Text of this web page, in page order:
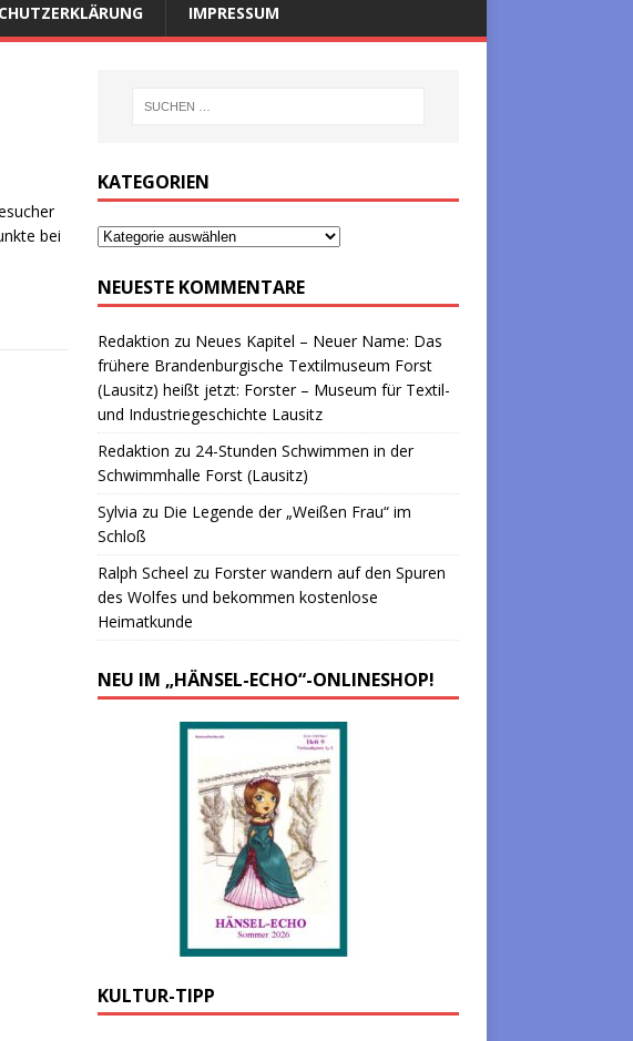
IMPRESSUM
bei
KATEGORIEN
NEUESTE KOMMENTARE
Redaktion zu Neues Kapitel – Neuer Name: Das
frühere Brandenburgische Textilmuseum Forst
(Lausitz) heißt jetzt: Forster – Museum für Textil-
und Industriegeschichte Lausitz
Redaktion zu 24-Stunden Schwimmen in der
Schwimmhalle Forst (Lausitz)
Sylvia zu Die Legende der „Weißen Frau“ im
Schloß
Ralph Scheel zu Forster wandern auf den Spuren
des Wolfes und bekommen kostenlose
Heimatkunde
NEU IM „HÄNSEL-ECHO“-ONLINESHOP!
KULTUR-TIPP